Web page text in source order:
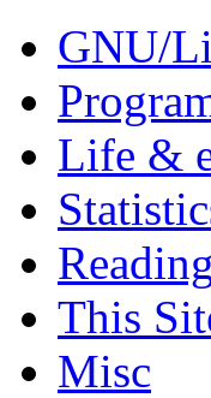
GNU/
Life &
Reading
This
Misc